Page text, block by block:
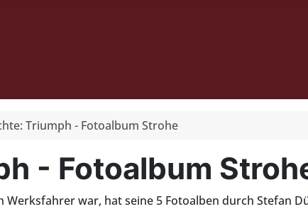
Triumph - Fotoalbum Strohe
- Fotoalbum
Werksfahrer war, hat seine 5 Fotoalben durch Stefan